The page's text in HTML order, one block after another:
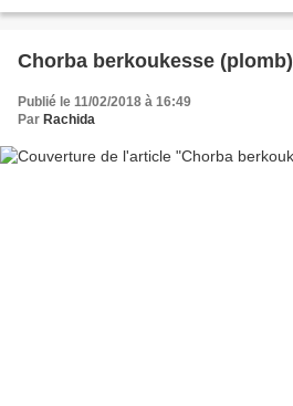
Chorba berkoukesse (plomb)
Publié le 11/02/2018 à 16:49
Par Rachida